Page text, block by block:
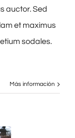
auctor. Sed
et maximus
sodales.
Más información